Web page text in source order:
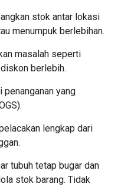
stok antar lokasi
menumpuk berlebihan.
masalah seperti
berlebih.
yang
lengkap dari
tubuh tetap bugar dan
stok barang. Tidak